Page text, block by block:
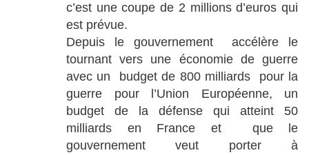
c’est une coupe de 2 millions d’euros qui
est prévue.
Depuis le gouvernement accélère le
tournant vers une économie de guerre
avec un budget de 800 milliards pour la
guerre pour l’Union Européenne, un
budget de la défense qui atteint 50
milliards en France et que le
gouvernement veut porter à